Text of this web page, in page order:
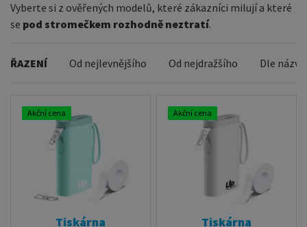
Vyberte si z ověřených modelů, které zákazníci milují a které
se pod stromečkem rozhodně neztratí.
ŘAZENÍ Od nejlevnějšího Od nejdražšího Dle názvu
Akční cena
Tiskárna
Akční cena
Tiskárna